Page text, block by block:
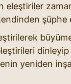
eleştiriler
şüphe
yeniden